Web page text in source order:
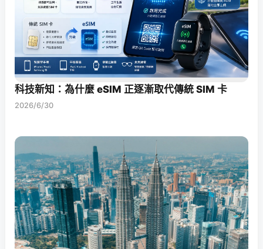
科技新知：為什麼 eSIM 正逐漸取代傳統 SIM 卡
2026/6/30